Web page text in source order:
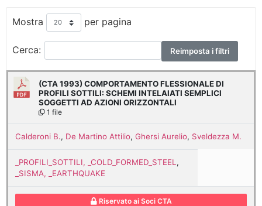
Mostra per pagina
Cerca: Reimposta i filtri
(CTA 1993) COMPORTAMENTO FLESSIONALE DI
PROFILI SOTTILI: SCHEMI INTELAIATI SEMPLICI
SOGGETTI AD AZIONI ORIZZONTALI
1 file
Calderoni B., De Martino Attilio, Ghersi Aurelio, Sveldezza M.
_PROFILI_SOTTILI, _COLD_FORMED_STEEL ,
_SISMA, _EARTHQUAKE
Riservato ai Soci CTA